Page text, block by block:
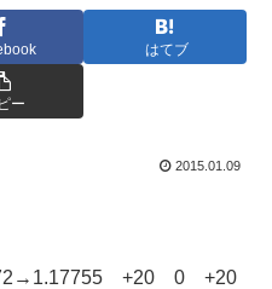
はてブ
ー
2015.01.09
+20 0 +20